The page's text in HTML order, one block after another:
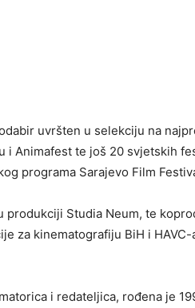
uvršten u selekciju na
i Animafest te još 20 svjetskih
programa Sarajevo Film
produkciji Studia Neum, te
za kinematografiju BiH i
i redateljica, rođena je